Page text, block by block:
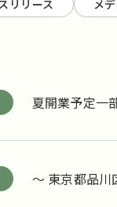
リリース メ
夏開業予定一
～ 東京都品